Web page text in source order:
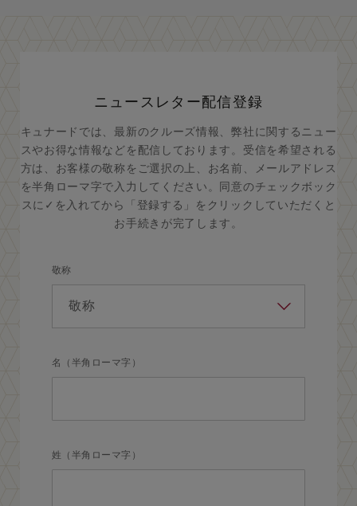
ニュースレター配信登録
キュナードでは、最新のクルーズ情報、弊社に関するニュー
スやお得な情報などを配信しております。受信を希望される
方は、お客様の敬称をご選択の上、お名前、メールアドレス
を半角ローマ字で入力してください。同意のチェックボック
スに✓を入れてから「登録する」をクリックしていただくと
お手続きが完了します。
敬称
名（半角ローマ字）
姓（半角ローマ字）